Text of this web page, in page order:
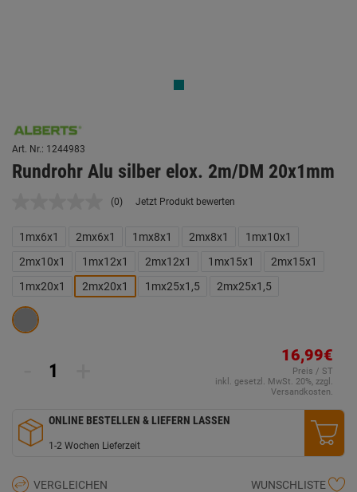
Art. Nr.: 1244983
Rundrohr Alu silber elox. 2m/DM 20x1mm
Kein
Link
auf
derselben
Seite.
(0) Jetzt Produkt bewerten
1mx6x1 2mx6x1 1mx8x1 2mx8x1
1mx10x1
2mx10x1
1mx12x1 2mx12x1 1mx15x1
2mx15x1
1mx20x1
2mx20x1 1mx25x1,5 2mx25x1,5
16,99€
Preis / ST
inkl. gesetzl. MwSt. 20%, zzgl.
Versandkosten.
ONLINE BESTELLEN & LIEFERN LASSEN
1-2 Wochen Lieferzeit
VERGLEICHEN WUNSCHLISTE